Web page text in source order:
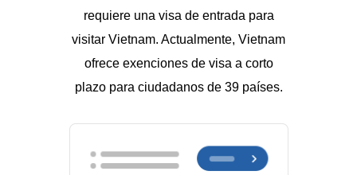
requiere una visa de entrada para
visitar Vietnam. Actualmente, Vietnam
ofrece exenciones de visa a corto
plazo para ciudadanos de 39 países.